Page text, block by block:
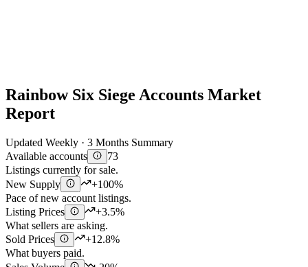
Rainbow Six Siege Accounts Market
Report
Updated Weekly · 3 Months Summary
Available accounts
73
Listings currently for sale.
New Supply
+100%
Pace of new account listings.
Listing Prices
+3.5%
What sellers are asking.
Sold Prices
+12.8%
What buyers paid.